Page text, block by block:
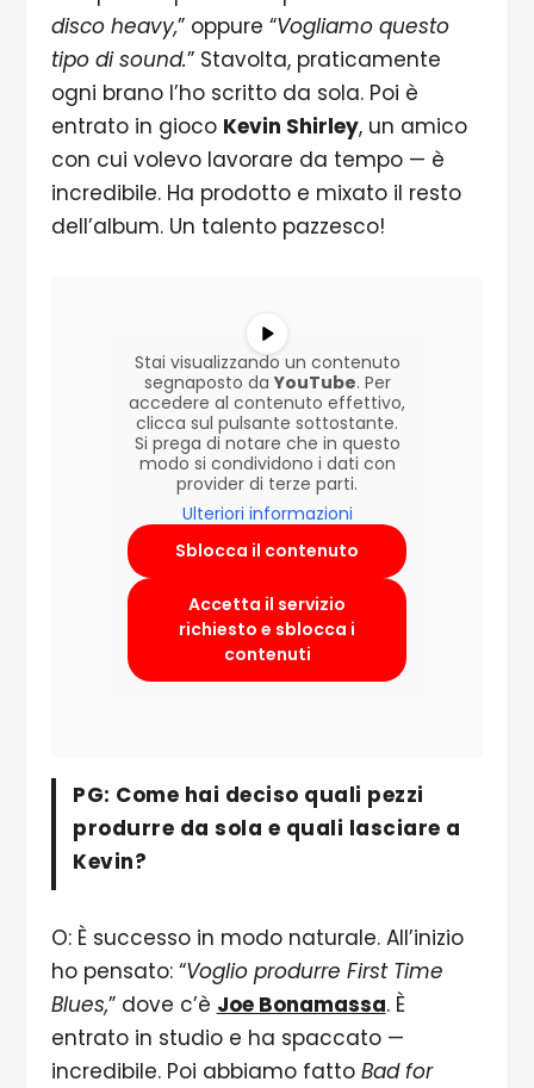
disco heavy,” oppure “Vogliamo questo
tipo di sound.” Stavolta, praticamente
ogni brano l’ho scritto da sola. Poi è
entrato in gioco Kevin Shirley, un amico
con cui volevo lavorare da tempo — è
incredibile. Ha prodotto e mixato il resto
dell’album. Un talento pazzesco!
Stai visualizzando un contenuto
segnaposto daYouTube. Per
accedere al contenuto effettivo,
clicca sul pulsante sottostante.
Si prega di notare che in questo
modo si condividono i dati con
provider di terze parti.
Ulteriori informazioni
Sblocca il contenuto
Accetta il servizio
richiesto e sblocca i
contenuti
PG: Come hai deciso quali pezzi
produrre da sola e quali lasciare a
Kevin?
O: È successo in modo naturale. All’inizio
ho pensato: “Voglio produrre First Time
Blues,” dove c’è Joe Bonamassa. È
entrato in studio e ha spaccato —
incredibile. Poi abbiamo fatto Bad for